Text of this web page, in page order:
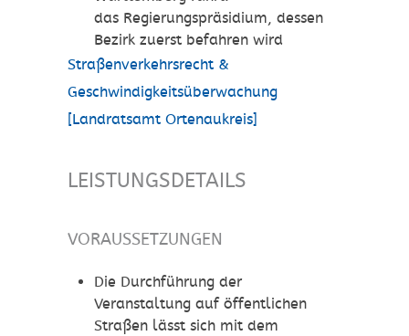
das Regierungspräsidium, dessen
Bezirk zuerst befahren wird
Straßenverkehrsrecht &
Geschwindigkeitsüberwachung
[Landratsamt Ortenaukreis]
LEISTUNGSDETAILS
VORAUSSETZUNGEN
Die Durchführung der
Veranstaltung auf öffentlichen
Straßen lässt sich mit dem